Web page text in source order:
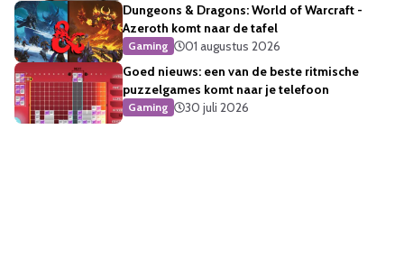
Dungeons & Dragons: World of Warcraft -
Azeroth komt naar de tafel
Gaming
01 augustus 2026
Goed nieuws: een van de beste ritmische
puzzelgames komt naar je telefoon
Gaming 30 juli 2026